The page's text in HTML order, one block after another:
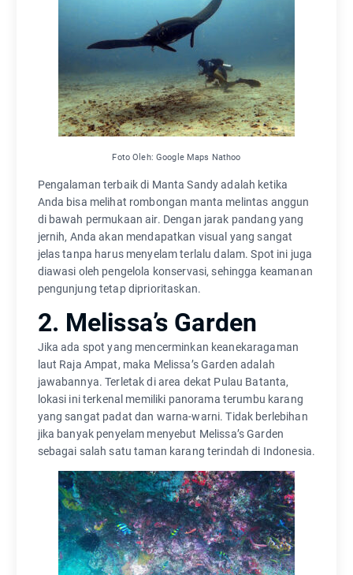
Foto Oleh: Google Maps Nathoo
Pengalaman terbaik di Manta Sandy adalah ketika
Anda bisa melihat rombongan manta melintas anggun
di bawah permukaan air. Dengan jarak pandang yang
jernih, Anda akan mendapatkan visual yang sangat
jelas tanpa harus menyelam terlalu dalam. Spot ini juga
diawasi oleh pengelola konservasi, sehingga keamanan
pengunjung tetap diprioritaskan.
2. Melissa’s Garden
Jika ada spot yang mencerminkan keanekaragaman
laut Raja Ampat, maka Melissa’s Garden adalah
jawabannya. Terletak di area dekat Pulau Batanta,
lokasi ini terkenal memiliki panorama terumbu karang
yang sangat padat dan warna-warni. Tidak berlebihan
jika banyak penyelam menyebut Melissa’s Garden
sebagai salah satu taman karang terindah di Indonesia.